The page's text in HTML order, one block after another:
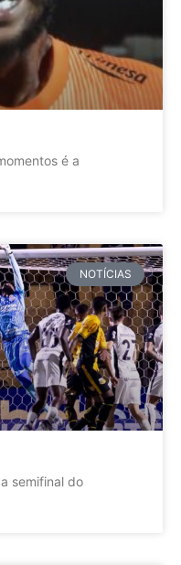
é a
NOTÍCIAS
semifinal do